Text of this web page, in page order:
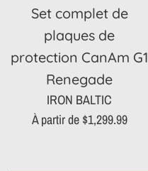
Set complet de
plaques de
protection CanAm G1
Renegade
IRON BALTIC
À partir de $1,299.99